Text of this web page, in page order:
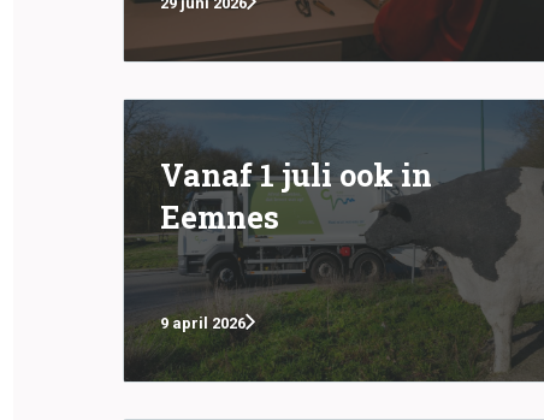
Vanaf 1 juli ook in
Eemnes
9 april 2026